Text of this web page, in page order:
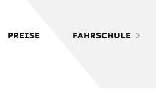
PREISE FAHRSCHULE